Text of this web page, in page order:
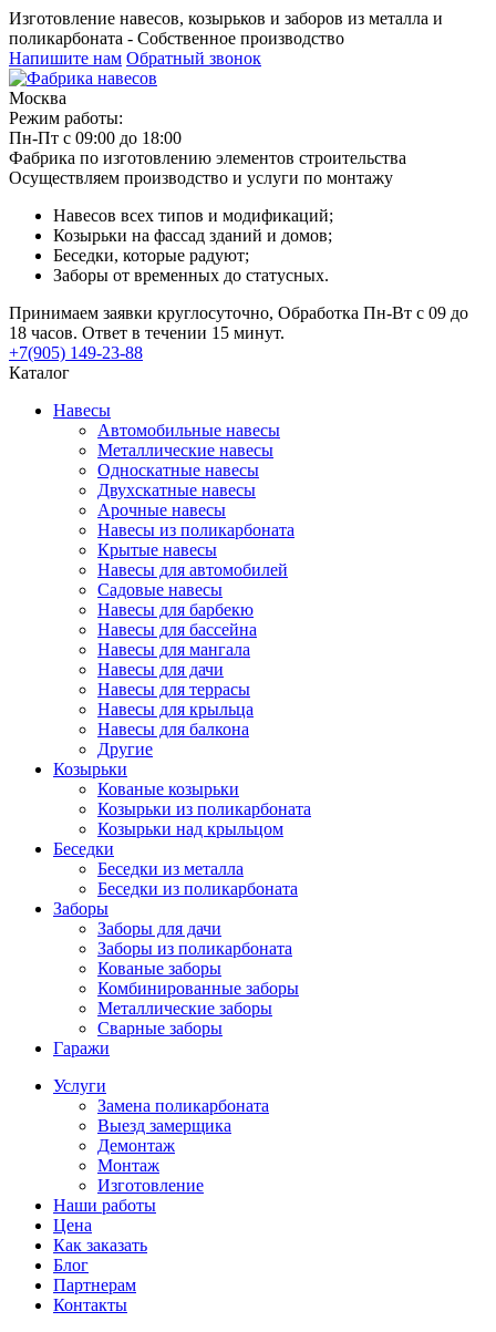
Изготовление навесов, козырьков и заборов из металла и
поликарбоната - Собственное производство
Напишите нам Обратный звонок
Москва
Режим работы:
Пн-Пт с 09:00 до 18:00
Фабрика по изготовлению элементов строительства
Осуществляем производство и услуги по монтажу
Навесов всех типов и модификаций;
Козырьки на фассад зданий и домов;
Беседки, которые радуют;
Заборы от временных до статусных.
Принимаем заявки круглосуточно, Обработка Пн-Вт с 09 до
18 часов. Ответ в течении 15 минут.
+7(905) 149-23-88
Каталог
Навесы
Автомобильные навесы
Металлические навесы
Односкатные навесы
Двухскатные навесы
Арочные навесы
Навесы из поликарбоната
Крытые навесы
Навесы для автомобилей
Садовые навесы
Навесы для барбекю
Навесы для бассейна
Навесы для мангала
Навесы для дачи
Навесы для террасы
Навесы для крыльца
Навесы для балкона
Другие
Козырьки
Кованые козырьки
Козырьки из поликарбоната
Козырьки над крыльцом
Беседки
Беседки из металла
Беседки из поликарбоната
Заборы
Заборы для дачи
Заборы из поликарбоната
Кованые заборы
Комбинированные заборы
Металлические заборы
Сварные заборы
Гаражи
Услуги
Замена поликарбоната
Выезд замерщика
Демонтаж
Монтаж
Изготовление
Наши работы
Цена
Как заказать
Блог
Партнерам
Контакты